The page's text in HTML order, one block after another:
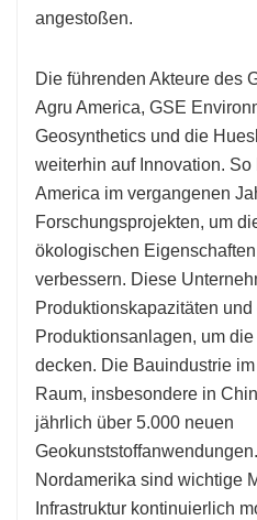
angestoßen.
Die führenden Akteure des
Agru America, GSE
Geosynthetics und die
weiterhin auf Innovation.
America im vergangenen
Forschungsprojekten, um
ökologischen
verbessern. Diese
Produktionskapazitäten
Produktionsanlagen, um
decken. Die Bauindustrie
Raum, insbesondere in
jährlich über 5.000 neuen
Nordamerika sind wichtige
Infrastruktur kontinuierlich